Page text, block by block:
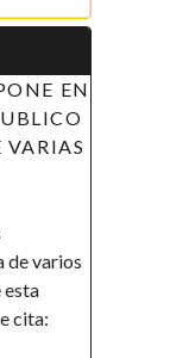
DE
- AVISO
El
de